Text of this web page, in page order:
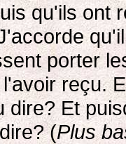
qu'ils ont
porter
reçu.
dire? Et
(Plus